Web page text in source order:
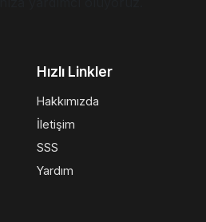
Hızlı Linkler
Hakkımızda
İletişim
SSS
Yardım